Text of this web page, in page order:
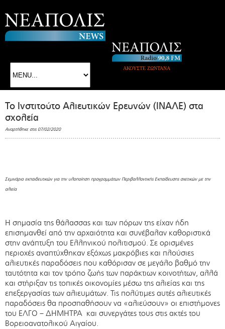
ΑΚΟΥΣΤΕ ΖΩΝΤΑΝΑ
Το Ινστιτούτο Αλιευτικών Ερευνών (ΙΝΑΛΕ) στα
σχολεία
Αναρτήθηκε στις 07/02/2020
Σεμινάριο εκπαιδευτικών για την υλοποίηση προγραμμάτων Περιβαλλοντικής Εκπαίδευσης σχετικών με την
αλιεία
Η σημασία της θάλασσας και των πόρων της είχαν ήδη
επισημανθεί από την αρχαιότητα και συνέβαλαν καθοριστικά
στην ανάπτυξη του Ελληνικού πολιτισμού. Σε ορισμένες
περιοχές αναπτύχθηκαν εξόχως μακρόβιες και πλούσιες
αλιευτικές παραδόσεις που καθόρισαν σε μεγάλο βαθμό την
ταυτότητα και τον τρόπο ζωής των παράκτιων κοινοτήτων, αλλά
και στήριξαν τις τοπικές οικονομίες μέσω της αλιείας και της
επεξεργασίας των αλιευμάτων. Τις πολύτιμες αυτές αλιευτικές
παραδόσεις θα προσπαθήσουν να «αλιεύσουν» οι επιστήμονες
του ΕΛΓΟ – ΔΗΜΗΤΡΑ και συνεργάτες τους στις ακτές του
Βορειοανατολικού Αιγαίου.